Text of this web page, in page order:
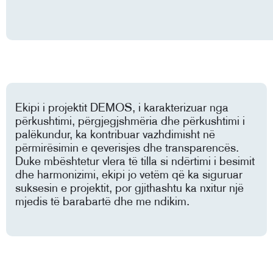
Ekipi i projektit DEMOS, i karakterizuar nga
përkushtimi, përgjegjshmëria dhe përkushtimi i
palëkundur, ka kontribuar vazhdimisht në
përmirësimin e qeverisjes dhe transparencës.
Duke mbështetur vlera të tilla si ndërtimi i besimit
dhe harmonizimi, ekipi jo vetëm që ka siguruar
suksesin e projektit, por gjithashtu ka nxitur një
mjedis të barabartë dhe me ndikim.